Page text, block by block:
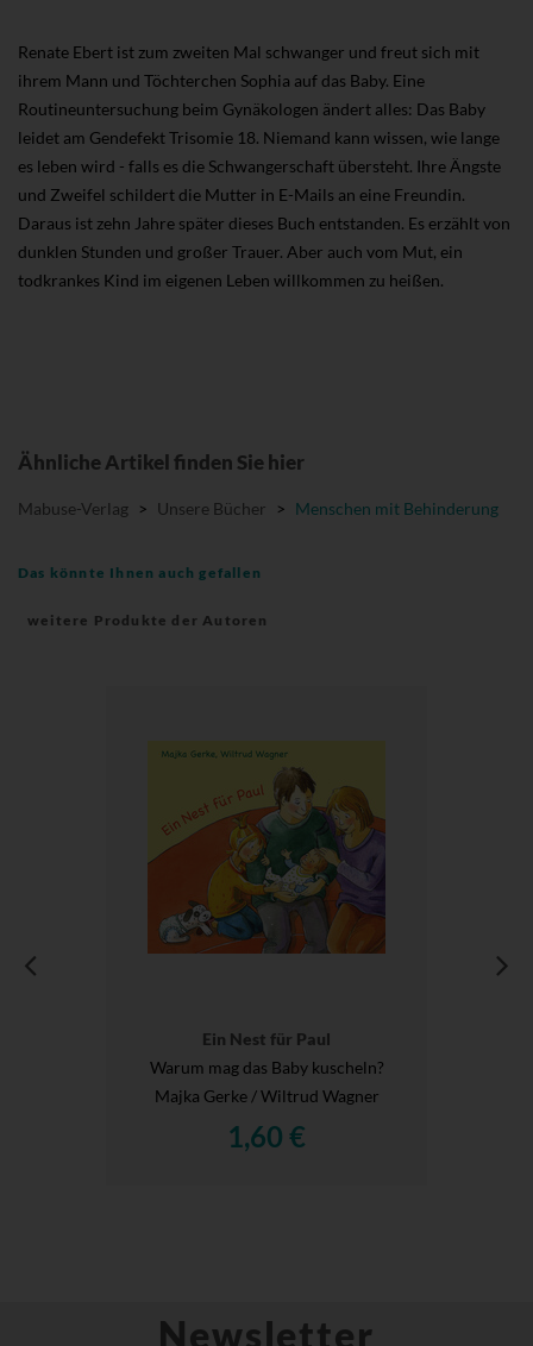
Renate Ebert ist zum zweiten Mal schwanger und freut sich mit
ihrem Mann und Töchterchen Sophia auf das Baby. Eine
Routineuntersuchung beim Gynäkologen ändert alles: Das Baby
leidet am Gendefekt Trisomie 18. Niemand kann wissen, wie lange
es leben wird - falls es die Schwangerschaft übersteht. Ihre Ängste
und Zweifel schildert die Mutter in E-Mails an eine Freundin.
Daraus ist zehn Jahre später dieses Buch entstanden. Es erzählt von
dunklen Stunden und großer Trauer. Aber auch vom Mut, ein
todkrankes Kind im eigenen Leben willkommen zu heißen.
Ähnliche Artikel finden Sie hier
Mabuse-Verlag > Unsere Bücher > Menschen mit Behinderung
Das könnte Ihnen auch gefallen
weitere Produkte der Autoren
Ein Nest für Paul
Warum mag das Baby kuscheln?
Majka Gerke / Wiltrud Wagner
1,60 €
Newsletter